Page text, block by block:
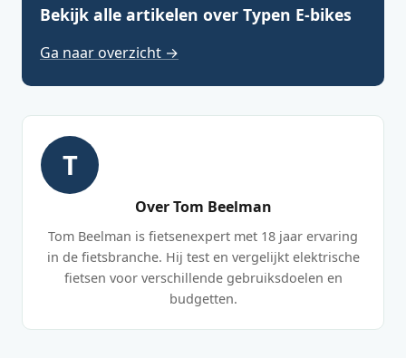
Bekijk alle artikelen over Typen E-bikes
Ga naar overzicht →
T
Over Tom Beelman
Tom Beelman is fietsenexpert met 18 jaar ervaring
in de fietsbranche. Hij test en vergelijkt elektrische
fietsen voor verschillende gebruiksdoelen en
budgetten.